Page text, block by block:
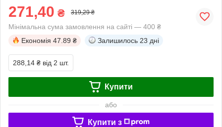
271,40 ₴ 319,29 ₴
Мінімальна сума замовлення на сайті — 400 ₴
Економія 47.89 ₴ Залишилось 23 дні
288,14 ₴ від 2 шт.
Купити
або
Купити з